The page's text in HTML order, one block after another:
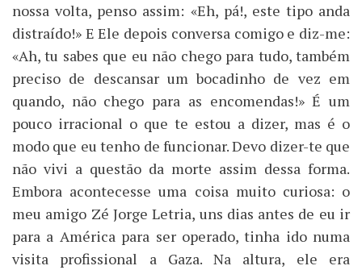
nossa volta, penso assim: «Eh, pá!, este tipo anda
distraído!» E Ele depois conversa comigo e diz-me:
«Ah, tu sabes que eu não chego para tudo, também
preciso de descansar um bocadinho de vez em
quando, não chego para as encomendas!» É um
pouco irracional o que te estou a dizer, mas é o
modo que eu tenho de funcionar. Devo dizer-te que
não vivi a questão da morte assim dessa forma.
Embora acontecesse uma coisa muito curiosa: o
meu amigo Zé Jorge Letria, uns dias antes de eu ir
para a América para ser operado, tinha ido numa
visita profissional a Gaza. Na altura, ele era